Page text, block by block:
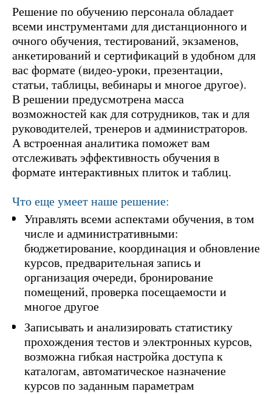
Решение по обучению персонала обладает
всеми инструментами для дистанционного и
очного обучения, тестирований, экзаменов,
анкетирований и сертификаций в удобном для
вас формате (видео-уроки, презентации,
статьи, таблицы, вебинары и многое другое).
В решении предусмотрена масса
возможностей как для сотрудников, так и для
руководителей, тренеров и администраторов.
А встроенная аналитика поможет вам
отслеживать эффективность обучения в
формате интерактивных плиток и таблиц.
Что еще умеет наше решение:
Управлять всеми аспектами обучения, в том
числе и административными:
бюджетирование, координация и обновление
курсов, предварительная запись и
организация очереди, бронирование
помещений, проверка посещаемости и
многое другое
Записывать и анализировать статистику
прохождения тестов и электронных курсов,
возможна гибкая настройка доступа к
каталогам, автоматическое назначение
курсов по заданным параметрам